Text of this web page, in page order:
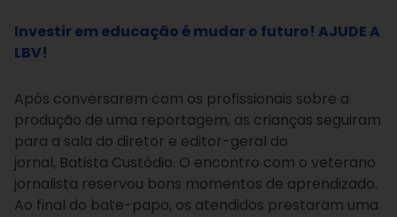
Investir em educação é mudar o futuro! AJUDE A
LBV!
Após conversarem com os profissionais sobre a
produção de uma reportagem, as crianças seguiram
para a sala do diretor e editor-geral do
jornal, Batista Custódio. O encontro com o veterano
jornalista reservou bons momentos de aprendizado.
Ao final do bate-papo, os atendidos prestaram uma